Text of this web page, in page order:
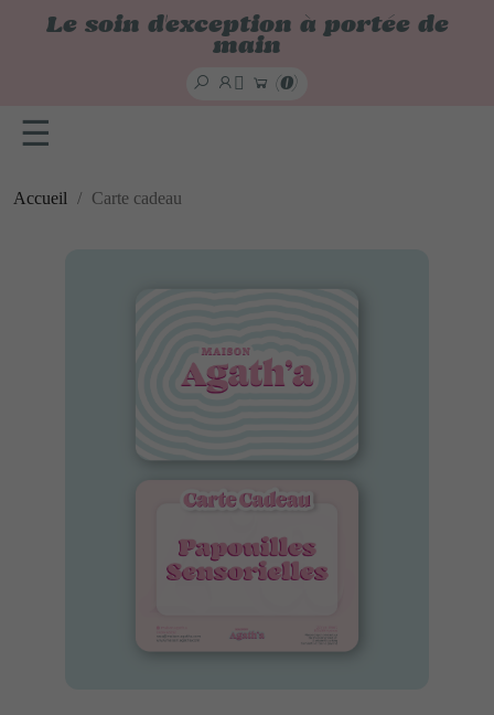
Le soin d'exception à portée de
main
 (0)
☰
Accueil Carte cadeau